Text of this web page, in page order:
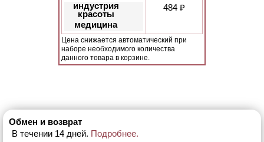
индустрия
красоты
медицина
484 ₽
Цена снижается автоматический при
наборе необходимого количества
данного товара в корзине.
Обмен и возврат
В течении 14 дней. Подробнее.